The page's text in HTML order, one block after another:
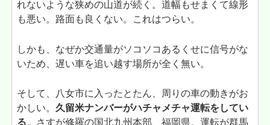
れないような狭めの山道が続く。道幅もせまくて線形
も悪い。路面も良くない。これはつらい。
しかも、なぜか交通量がソコソコあるくせに信号がな
いため、遅い車を追い越す場所が全く無い。
そして、八女市に入ったとたん、周りの車の動きがお
かしい。久留米ナンバーがハチャメチャ運転をしてい
る。さすが修羅の国北九州本部、福岡県。運転が群馬